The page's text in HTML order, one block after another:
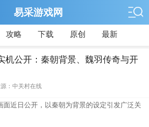
易采游戏网
攻略 下载 原创 最新
机公开：秦朝背景、魏羽传奇与开
：中关村在线
面近日公开，以秦朝为背景的设定引发广泛关